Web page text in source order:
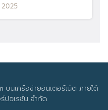
นเครือข่ายอินเตอร์เน็ต ภายใต้
ปอเรชั่น จำกัด